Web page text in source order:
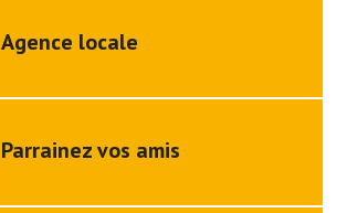
Agence locale
Parrainez vos amis